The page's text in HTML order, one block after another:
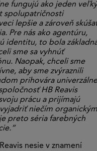
fungujú ako jeden veľký
spolupatričnosti
lepšie a zároveň
Pre nás ako agentúru,
identitu, to bola
sme sa vyhnúť
Naopak, chceli sme
aby sme zvýraznili
prihovára
HB Reavis
prácu a prijímajú
niečím
preto séria farebných
nesie v znamení